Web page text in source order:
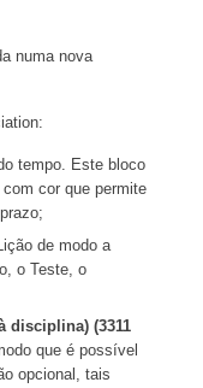
numa nova
tempo. Este bloco
cor que permite
de modo a
o Teste, o
disciplina) (3311
que é possível
opcional, tais